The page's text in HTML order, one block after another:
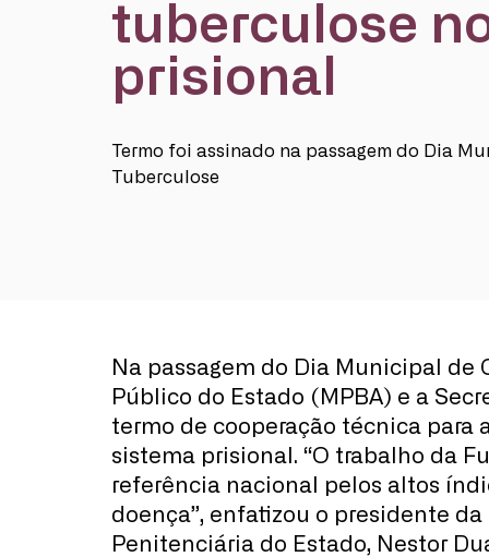
tuberculose
prisional
Termo foi assinado na passagem do Dia
Tuberculose
Na passagem do Dia Municipal de
Público do Estado (MPBA) e a
termo de cooperação técnica para
sistema prisional. “O trabalho da
referência nacional pelos altos
doença”, enfatizou o presidente
Penitenciária do Estado, Nestor